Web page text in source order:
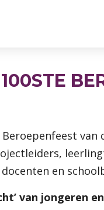
van
en
van jongeren